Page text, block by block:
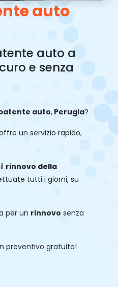
auto
auto a
e senza
auto, Perugia?
un servizio rapido,
rinnovo della
tutti i giorni, su
per un rinnovo senza
preventivo gratuito!